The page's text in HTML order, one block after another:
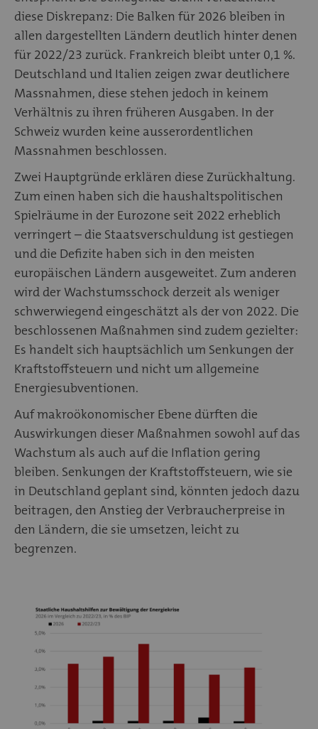
diese Diskrepanz: Die Balken für 2026 bleiben in
allen dargestellten Ländern deutlich hinter denen
für 2022/23 zurück. Frankreich bleibt unter 0,1 %.
Deutschland und Italien zeigen zwar deutlichere
Massnahmen, diese stehen jedoch in keinem
Verhältnis zu ihren früheren Ausgaben. In der
Schweiz wurden keine ausserordentlichen
Massnahmen beschlossen.
Zwei Hauptgründe erklären diese Zurückhaltung.
Zum einen haben sich die haushaltspolitischen
Spielräume in der Eurozone seit 2022 erheblich
verringert – die Staatsverschuldung ist gestiegen
und die Defizite haben sich in den meisten
europäischen Ländern ausgeweitet. Zum anderen
wird der Wachstumsschock derzeit als weniger
schwerwiegend eingeschätzt als der von 2022. Die
beschlossenen Maßnahmen sind zudem gezielter:
Es handelt sich hauptsächlich um Senkungen der
Kraftstoffsteuern und nicht um allgemeine
Energiesubventionen.
Auf makroökonomischer Ebene dürften die
Auswirkungen dieser Maßnahmen sowohl auf das
Wachstum als auch auf die Inflation gering
bleiben. Senkungen der Kraftstoffsteuern, wie sie
in Deutschland geplant sind, könnten jedoch dazu
beitragen, den Anstieg der Verbraucherpreise in
den Ländern, die sie umsetzen, leicht zu
begrenzen.